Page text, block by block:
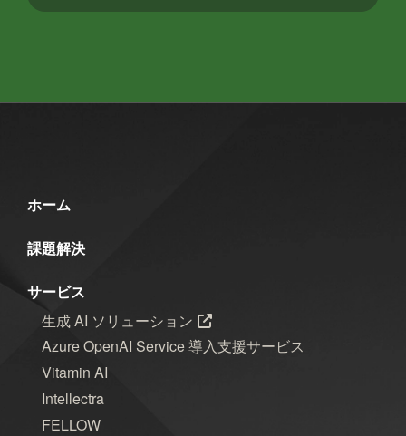
ホーム
課題解決
サービス
生成 AI ソリューション
Azure OpenAI Service 導入支援サービス
Vitamin AI
Intellectra
FELLOW